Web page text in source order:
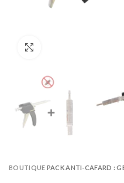
BOUTIQUE PACK ANTI-CAFARD :